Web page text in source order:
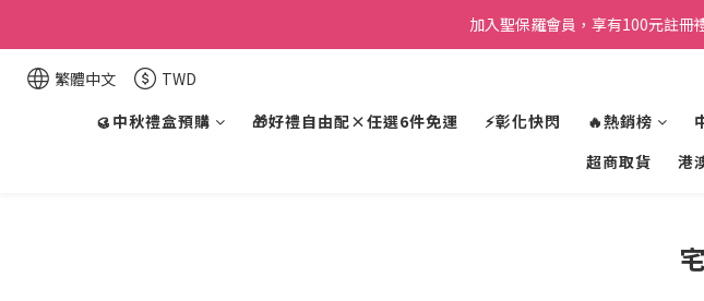
加入聖保羅會員，享有100元註冊
繁體中文 TWD
🥮中秋禮盒預購
🎁好禮自由配×任選6件免運 ⚡彰化快閃 🔥熱銷榜
超商取貨
港